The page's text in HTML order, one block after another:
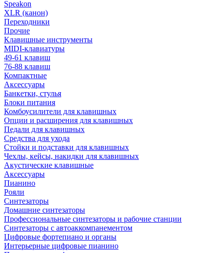
Speakon
XLR (канон)
Переходники
Прочие
Клавишные инструменты
MIDI-клавиатуры
49-61 клавиш
76-88 клавиш
Компактные
Аксессуары
Банкетки, стулья
Блоки питания
Комбоусилители для клавишных
Опции и расширения для клавишных
Педали для клавишных
Средства для ухода
Стойки и подставки для клавишных
Чехлы, кейсы, накидки для клавишных
Акустические клавишные
Аксессуары
Пианино
Рояли
Синтезаторы
Домашние синтезаторы
Профессиональные синтезаторы и рабочие станции
Синтезаторы с автоаккомпанементом
Цифровые фортепиано и органы
Интерьерные цифровые пианино